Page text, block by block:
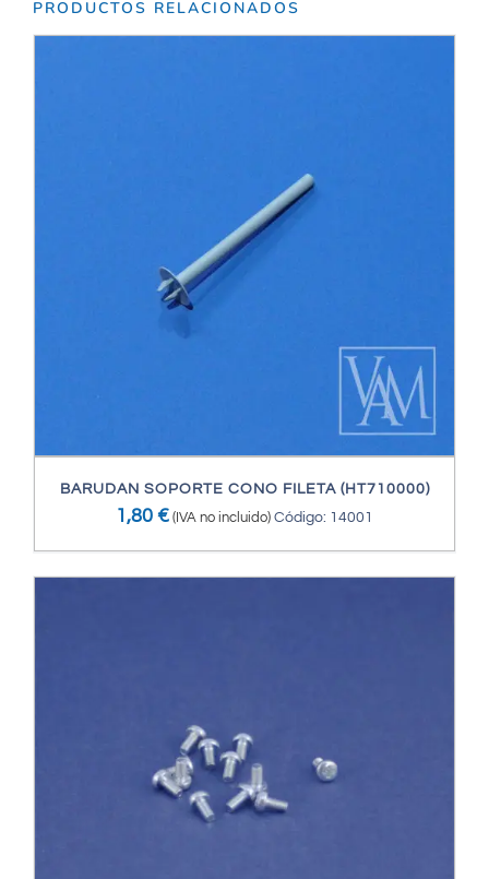
PRODUCTOS RELACIONADOS
BARUDAN SOPORTE CONO FILETA (HT710000)
1,80 € (IVA no incluido) Código: 14001